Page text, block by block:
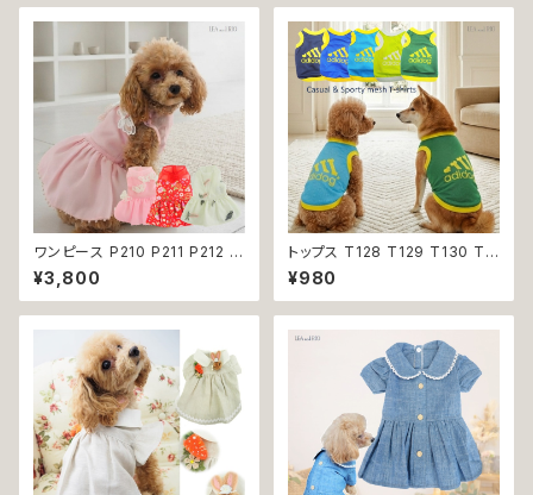
ワンピース P210 P211 P212 犬
イエロー ピンク ホワイト レッド
レモン 蝶 フラワー 猫 ペット 服
犬服 犬の服 犬洋服 犬の洋服
洋服 dog ドッグウェア ドッグウ
エア 女の子 小型犬 おしゃれ か
わいい 可愛い 透け感 コットン
返品交換不可
¥3,800
トップス T128 T129 T130 T1
31 T132 Ｔシャツ 1-7号 小型
犬用 スポーティー カジュアル
メッシュ ノースリーブ ブルー グ
ッグウェア dog 犬 猫 ペット 服
犬服 猫服 犬の服 猫の服 オシャ
レ 小型犬 返品交換不可
¥980